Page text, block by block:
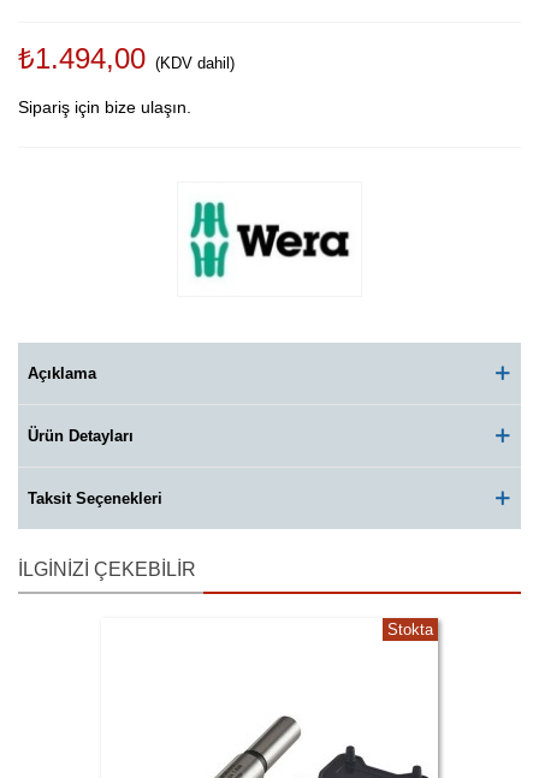
₺1.494,00 (KDV dahil)
Sipariş için bize ulaşın.
Açıklama
Ürün Detayları
Taksit Seçenekleri
İLGINIZI ÇEKEBILIR
Stokta